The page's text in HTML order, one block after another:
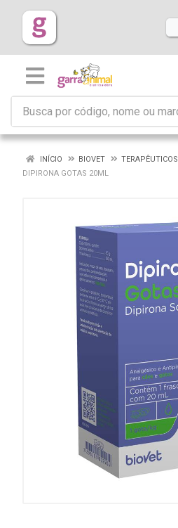
INÍCIO BIOVET
TERAPÊUTICOS
DIPIRONA GOTAS 20ML